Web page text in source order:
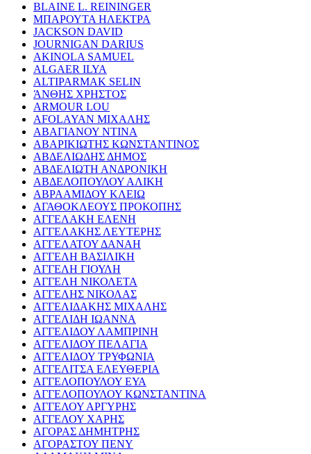
BLAINE L. REININGER
ΜΠΑΡΟΥΤΑ ΗΛΕΚΤΡΑ
JACKSON DAVID
JOURNIGAN DARIUS
AKINOLA SAMUEL
ALGAER ILYA
ALTIPARMAK SELIN
ΆΝΘΗΣ ΧΡΗΣΤΟΣ
ARMOUR LOU
AFOLAYAN ΜΙΧΑΛΗΣ
ΑΒΑΓΙΑΝΟΥ ΝΤΙΝΑ
ΑΒΑΡΙΚΙΩΤΗΣ ΚΩΝΣΤΑΝΤΙΝΟΣ
ΑΒΔΕΛΙΩΔΗΣ ΔΗΜΟΣ
ΑΒΔΕΛΙΩΤΗ ΑΝΔΡΟΝΙΚΗ
ΑΒΔΕΛΟΠΟΥΛΟΥ ΑΛΙΚΗ
ΑΒΡΑΑΜΙΔΟΥ ΚΛΕΙΩ
ΑΓΑΘΟΚΛΕΟΥΣ ΠΡΟΚΟΠΗΣ
ΑΓΓΕΛΑΚΗ ΕΛΕΝΗ
ΑΓΓΕΛΑΚΗΣ ΛΕΥΤΕΡΗΣ
ΑΓΓΕΛΑΤΟΥ ΔΑΝΑΗ
ΑΓΓΕΛΗ ΒΑΣΙΛΙΚΗ
ΑΓΓΕΛΗ ΓΙΟΥΛΗ
ΑΓΓΕΛΗ ΝΙΚΟΛΕΤΑ
ΑΓΓΕΛΗΣ ΝΙΚΟΛΑΣ
ΑΓΓΕΛΙΔΑΚΗΣ ΜΙΧΑΛΗΣ
ΑΓΓΕΛΙΔΗ ΙΩΑΝΝΑ
ΑΓΓΕΛΙΔΟΥ ΛΑΜΠΡΙΝΗ
ΑΓΓΕΛΙΔΟΥ ΠΕΛΑΓΙΑ
ΑΓΓΕΛΙΔΟΥ ΤΡΥΦΩΝΙΑ
ΑΓΓΕΛΙΤΣΑ ΕΛΕΥΘΕΡΙΑ
ΑΓΓΕΛΟΠΟΥΛΟΥ ΕΥΑ
ΑΓΓΕΛΟΠΟΥΛΟΥ ΚΩΝΣΤΑΝΤΙΝΑ
ΑΓΓΕΛΟΥ ΑΡΓΥΡΗΣ
ΑΓΓΕΛΟΥ ΧΑΡΗΣ
ΑΓΟΡΑΣ ΔΗΜΗΤΡΗΣ
ΑΓΟΡΑΣΤΟΥ ΠΕΝΥ